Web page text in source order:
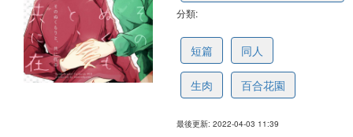
分類:
短篇 同人
生肉 百合花園
最後更新: 2022-04-03 11:39